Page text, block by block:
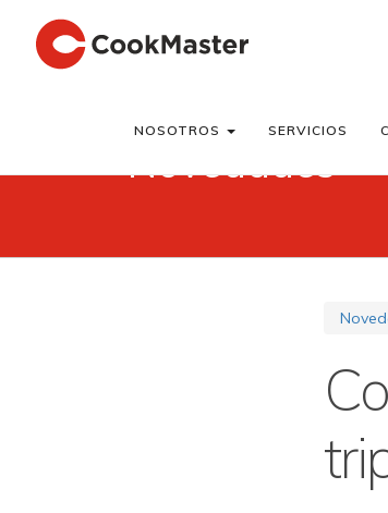
NOSOTROS SERVICIOS
Novedades